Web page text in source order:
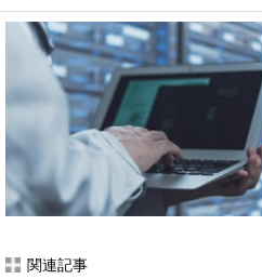
関連記事